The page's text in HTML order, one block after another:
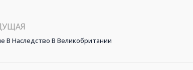
В Наследство В Великобритании